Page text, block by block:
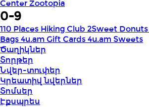
CenterZootopia
0-9
110 Places Hiking Club 2Sweet Donuts
Bags4u.am Gift Cards4u.am Sweets
Ծաղիկներ
Տորթեր
Նվեր-տուփեր
Կրեատիվ նվերներ
Տոմսեր
Էքսպրես